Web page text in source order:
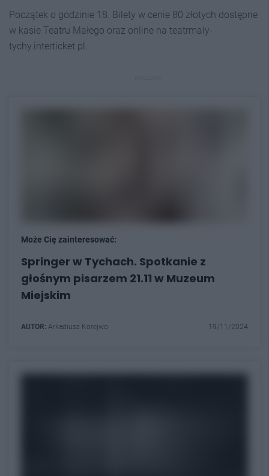
Początek o godzinie 18. Bilety w cenie 80 złotych dostępne
w kasie Teatru Małego oraz online na teatrmaly-
tychy.interticket.pl.
Może Cię zainteresować:
Springer w Tychach. Spotkanie z
głośnym pisarzem 21.11 w Muzeum
Miejskim
AUTOR: Arkadiusz Korejwo 19/11/2024